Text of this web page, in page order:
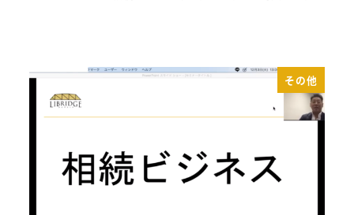
その他